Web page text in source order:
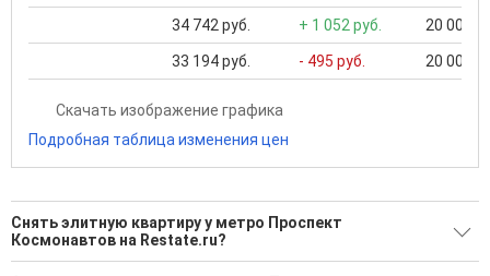
34 742 руб. + 1 052 руб. 20 000
33 194 руб. - 495 руб. 20 000
Скачать изображение графика
Подробная таблица изменения цен
Снять элитную квартиру у метро Проспект
Космонавтов на Restate.ru?